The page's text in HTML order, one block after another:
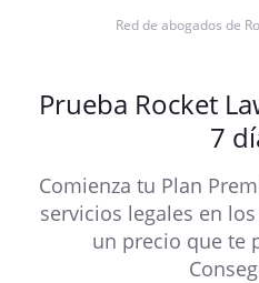
Red de abogados de
Prueba Rocket
7
Comienza tu Plan
servicios legales en
un precio que te